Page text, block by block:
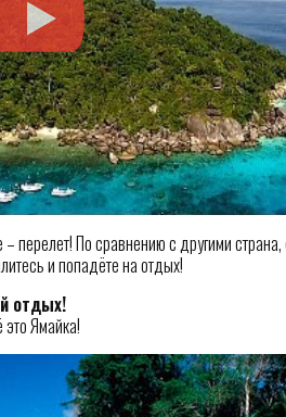
По сравнению с другими страна,
и попадёте на отдых!
отдых!
Ямайка!